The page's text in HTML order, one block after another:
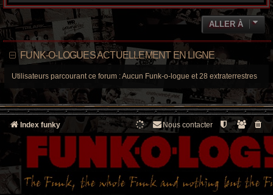
ALLER À
FUNK-O-LOGUES ACTUELLEMENT EN LIGNE
Utilisateurs parcourant ce forum : Aucun Funk-o-logue et 28 extraterrestres
Index funky Nous contacter